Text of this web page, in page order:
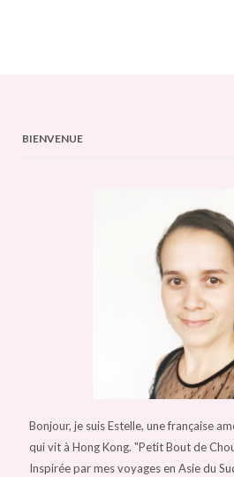
BIENVENUE
Bonjour, je suis Estelle, une française
qui vit à Hong Kong. "Petit Bout de
Inspirée par mes voyages en Asie du